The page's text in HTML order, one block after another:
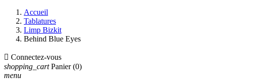
Accueil
Tablatures
Limp Bizkit
Behind Blue Eyes
 Connectez-vous
shopping_cart Panier (0)
menu